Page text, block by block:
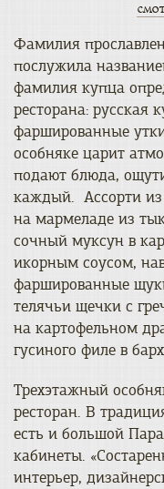
Фамилия
послужила
фамилия купца
ресторана: русская
фаршированные
особняке царит
подают блюда,
каждый. Ассорти из
на мармеладе из
cочный муксун в
икорным соусом,
фаршированные
телячьи щечки с
на картофельном
гусиного филе в
Трехэтажный
ресторан. В
есть и большой
кабинеты.
интерьер,